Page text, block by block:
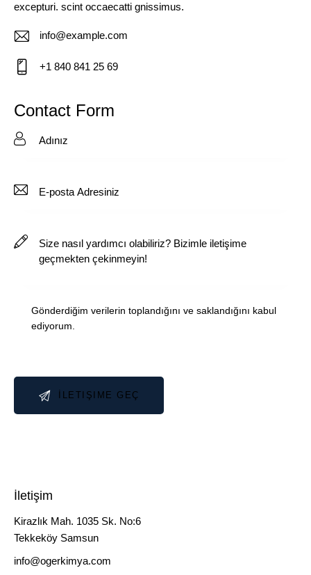
excepturi. scint occaecatti gnissimus.
E-
m
info@example.com
on
+1 840 841 25 69
Contact Form
Gönderdiğim verilerintoplandığını ve saklandığını kabul
ediyorum.
İletişim
Kirazlık Mah. 1035 Sk. No:6
Tekkeköy Samsun
info@ogerkimya.com